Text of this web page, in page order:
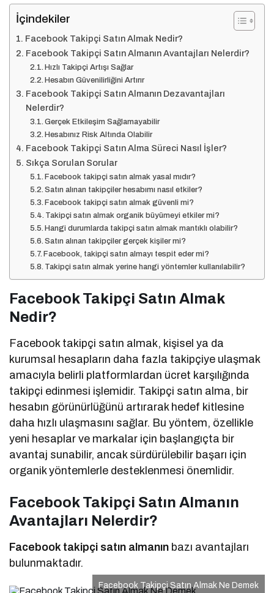
İçindekiler
Facebook Takipçi Satın Almak Nedir?
Facebook Takipçi Satın Almanın Avantajları Nelerdir?
Hızlı Takipçi Artışı Sağlar
Hesabın Güvenilirliğini Artırır
Facebook Takipçi Satın Almanın Dezavantajları
Nelerdir?
Gerçek Etkileşim Sağlamayabilir
Hesabınız Risk Altında Olabilir
Facebook Takipçi Satın Alma Süreci Nasıl İşler?
Sıkça Sorulan Sorular
Facebook takipçi satın almak yasal mıdır?
Satın alınan takipçiler hesabımı nasıl etkiler?
Facebook takipçi satın almak güvenli mi?
Takipçi satın almak organik büyümeyi etkiler mi?
Hangi durumlarda takipçi satın almak mantıklı olabilir?
Satın alınan takipçiler gerçek kişiler mi?
Facebook, takipçi satın almayı tespit eder mi?
Takipçi satın almak yerine hangi yöntemler kullanılabilir?
Facebook Takipçi Satın Almak
Nedir?
Facebook takipçi satın almak, kişisel ya da
kurumsal hesapların daha fazla takipçiye ulaşmak
amacıyla belirli platformlardan ücret karşılığında
takipçi edinmesi işlemidir. Takipçi satın alma, bir
hesabın görünürlüğünü artırarak hedef kitlesine
daha hızlı ulaşmasını sağlar. Bu yöntem, özellikle
yeni hesaplar ve markalar için başlangıçta bir
avantaj sunabilir, ancak sürdürülebilir başarı için
organik yöntemlerle desteklenmesi önemlidir.
Facebook Takipçi Satın Almanın
Avantajları Nelerdir?
Facebook takipçi satın almanın bazı avantajları
bulunmaktadır.
Facebook Takipçi Satın Almak Ne Demek